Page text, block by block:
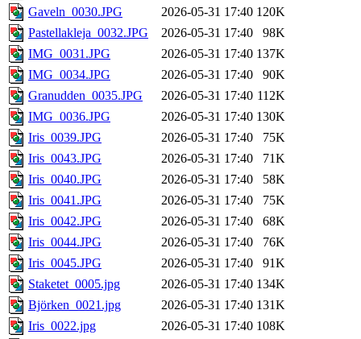
Gaveln_0030.JPG
2026-05-31 17:40 120K
Pastellakleja_0032.JPG
2026-05-31 17:40
98K
IMG_0031.JPG
2026-05-31 17:40 137K
IMG_0034.JPG
2026-05-31 17:40
90K
Granudden_0035.JPG
2026-05-31 17:40 112K
IMG_0036.JPG
2026-05-31 17:40 130K
Iris_0039.JPG
2026-05-31 17:40
75K
Iris_0043.JPG
2026-05-31 17:40
71K
Iris_0040.JPG
2026-05-31 17:40
58K
Iris_0041.JPG
2026-05-31 17:40
75K
Iris_0042.JPG
2026-05-31 17:40
68K
Iris_0044.JPG
2026-05-31 17:40
76K
Iris_0045.JPG
2026-05-31 17:40
91K
Staketet_0005.jpg
2026-05-31 17:40 134K
Björken_0021.jpg
2026-05-31 17:40 131K
Iris_0022.jpg
2026-05-31 17:40 108K